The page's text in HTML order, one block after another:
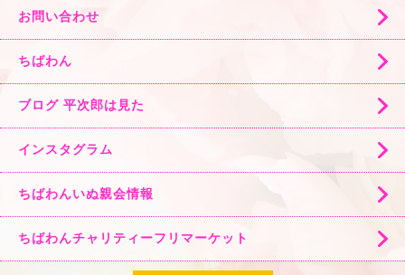
お問い合わせ
ちばわん
ブログ 平次郎は見た
インスタグラム
ちばわんいぬ親会情報
ちばわんチャリティーフリマーケット